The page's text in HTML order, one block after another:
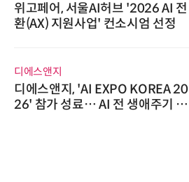
위고페어, 서울AI허브 '2026 AI 전
환(AX) 지원사업' 컨소시엄 선정
디에스앤지
디에스앤지, 'AI EXPO KOREA 20
26' 참가 성료… AI 전 생애주기 아